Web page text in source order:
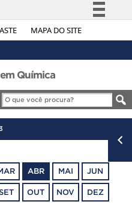
MAPA DO SITE
Simplifique!
Legislação
Canais
Química
ABR MAI JUN
OUT NOV DEZ